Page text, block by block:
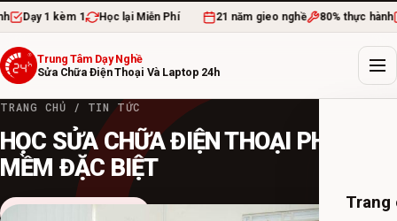
Dạy 1 kèm 1 Học lại Miễn Phí 21 năm gieo nghề 80% thực hành
Trung Tâm Dạy Nghề
Sửa Chữa Điện Thoại Và Laptop 24h
Trang
TRANG CHỦ / TIN TỨC
HỌC SỬA CHỮA ĐIỆN THOẠI PHẦN
MỀM ĐẶC BIỆT
·admin·3 PHÚT ĐỌC